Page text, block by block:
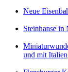
Neue
Steinhanse in
und mit Italien